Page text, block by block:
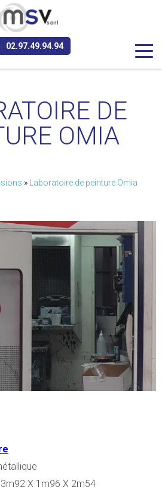
02.97.49.94.94
DE
OMIA
» Laboratoire de peinture Omia
X 1m96 X 2m54